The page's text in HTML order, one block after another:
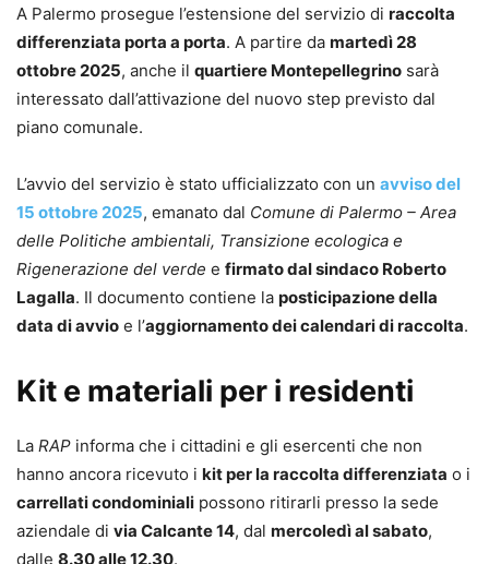
A Palermo prosegue l’estensione del servizio di raccolta
differenziata porta a porta. A partire da martedì 28
ottobre 2025, anche il quartiere Montepellegrino sarà
interessato dall’attivazione del nuovo step previsto dal
piano comunale.
L’avvio del servizio è stato ufficializzato con un avviso del
15 ottobre 2025, emanato dal Comune di Palermo – Area
delle Politiche ambientali, Transizione ecologica e
Rigenerazione del verde e firmato dal sindaco Roberto
Lagalla. Il documento contiene la posticipazione della
data di avvio e l’aggiornamento dei calendari di raccolta.
Kit e materiali per i residenti
La RAP informa che i cittadini e gli esercenti che non
hanno ancora ricevuto i kit per la raccolta differenziata o i
carrellati condominiali possono ritirarli presso la sede
aziendale di via Calcante 14, dal mercoledì al sabato,
dalle 8.30 alle 12.30.